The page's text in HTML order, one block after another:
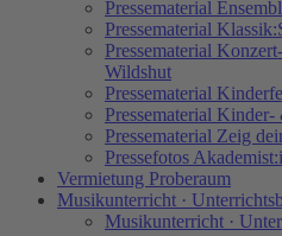
Pressematerial
Pressematerial
Pressematerial
Wildshut
Pressematerial
Pressematerial
Pressematerial Zeig
Pressefotos
Vermietung Proberaum
Musikunterricht ·
Musikunterricht ·